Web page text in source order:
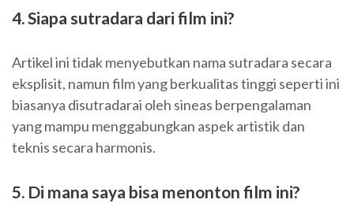
4. Siapa sutradara dari film ini?
Artikel ini tidak menyebutkan nama sutradara secara
eksplisit, namun film yang berkualitas tinggi seperti ini
biasanya disutradarai oleh sineas berpengalaman
yang mampu menggabungkan aspek artistik dan
teknis secara harmonis.
5. Di mana saya bisa menonton film ini?